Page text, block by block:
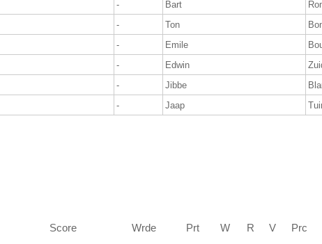
- Bart
- Ton
- Emile
- Edwin
- Jibbe
- Jaap
Score Wrde Prt W R V Prc